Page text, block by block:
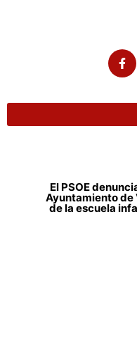
El PSOE
Ayuntamiento de
de la escuela